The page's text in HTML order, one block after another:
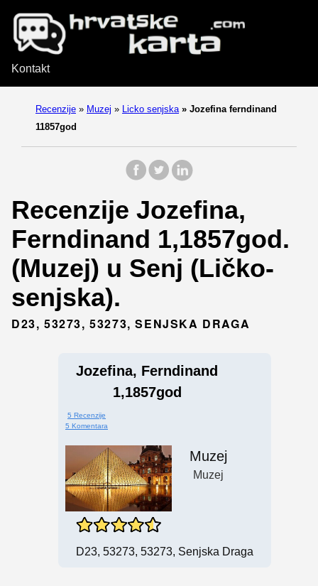
Kontakt
Recenzije » Muzej » Licko senjska » Jozefina ferndinand
11857god
Recenzije Jozefina,
Ferndinand 1,1857god.
(Muzej) u Senj (Ličko-
senjska).
D23, 53273, 53273, SENJSKA DRAGA
Jozefina, Ferndinand
1,1857god
5 Recenzije
5 Komentara
Muzej
Muzej
D23, 53273, 53273, Senjska Draga